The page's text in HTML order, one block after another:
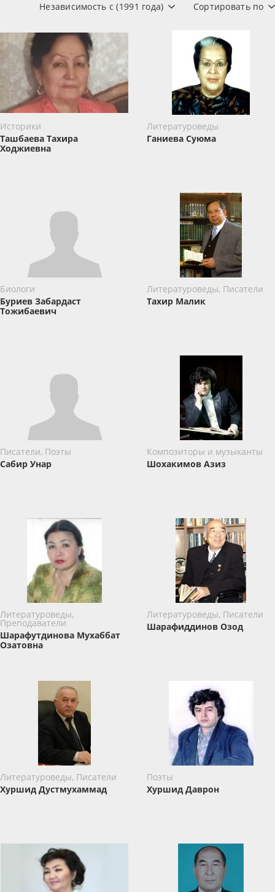
Сортировать по
Независимость с (1991 года)
Историки
Ташбаева Тахира
Ходжиевна
Литературоведы
Ганиева Суюма
Биологи
Буриев Забардаст
Тожибаевич
Литературоведы, Писатели
Тахир Малик
Писатели, Поэты
Сабир Унар
Композиторы и музыканты
Шохакимов Азиз
Литературоведы,
Преподаватели
Шарафутдинова Мухаббат
Озатовна
Литературоведы, Писатели
Шарафиддинов Озод
Литературоведы, Писатели
Хуршид Дустмухаммад
Поэты
Хуршид Даврон